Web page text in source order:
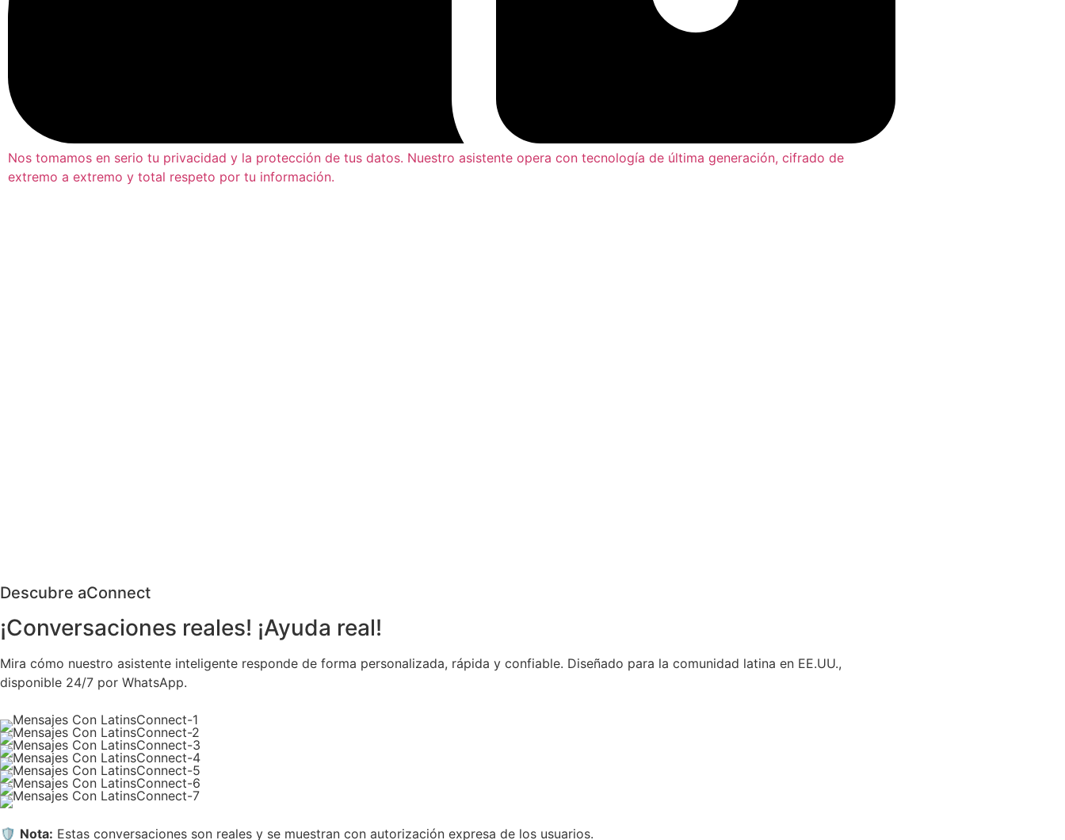
Nos tomamos en serio tu privacidad y la protección de tus datos. Nuestro asistente opera con tecnología de última generación, cifrado de
extremo a extremo y total respeto por tu información.
Descubre aConnect
¡Conversaciones reales! ¡Ayuda real!
Mira cómo nuestro asistente inteligente responde de forma personalizada, rápida y confiable. Diseñado para la comunidad latina en EE.UU.,
disponible 24/7 por WhatsApp.
🛡️ Nota: Estas conversaciones son reales y se muestran con autorización expresa de los usuarios.